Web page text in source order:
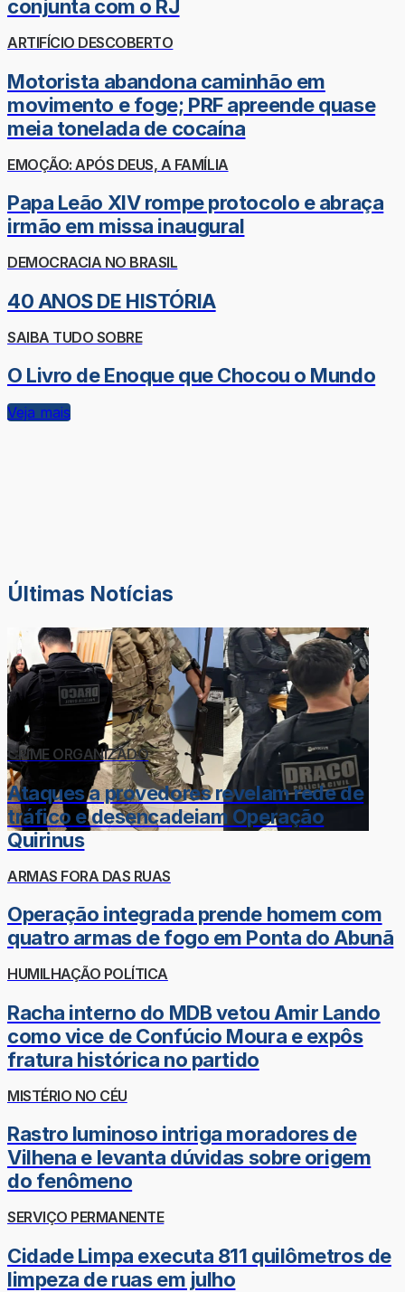
conjunta com o RJ
ARTIFÍCIO DESCOBERTO
Motorista abandona caminhão em
movimento e foge; PRF apreende quase
meia tonelada de cocaína
EMOÇÃO: APÓS DEUS, A FAMÍLIA
Papa Leão XIV rompe protocolo e abraça
irmão em missa inaugural
DEMOCRACIA NO BRASIL
40 ANOS DE HISTÓRIA
SAIBA TUDO SOBRE
O Livro de Enoque que Chocou o Mundo
Veja mais
Últimas Notícias
CRIME ORGANIZADO
Ataques a provedores revelam rede de
tráfico e desencadeiam Operação
Quirinus
ARMAS FORA DAS RUAS
Operação integrada prende homem com
quatro armas de fogo em Ponta do Abunã
HUMILHAÇÃO POLÍTICA
Racha interno do MDB vetou Amir Lando
como vice de Confúcio Moura e expôs
fratura histórica no partido
MISTÉRIO NO CÉU
Rastro luminoso intriga moradores de
Vilhena e levanta dúvidas sobre origem
do fenômeno
SERVIÇO PERMANENTE
Cidade Limpa executa 811 quilômetros de
limpeza de ruas em julho